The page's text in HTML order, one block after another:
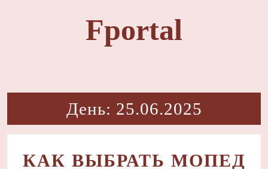
Fportal
День: 25.06.2025
КАК ВЫБРАТЬ МОПЕД